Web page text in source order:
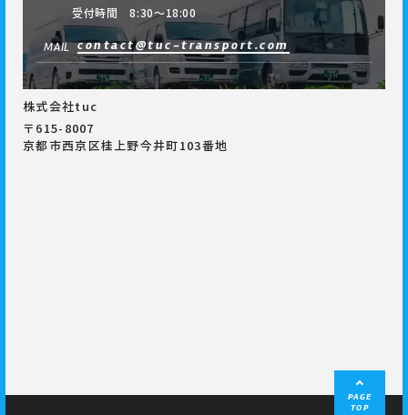
受付時間 8:30～18:00
MAIL contact@tuc-transport.com
株式会社tuc
〒615-8007
京都市西京区桂上野今井町103番地
PAGE
TOP